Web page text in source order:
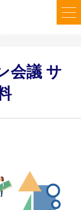
会議 サ